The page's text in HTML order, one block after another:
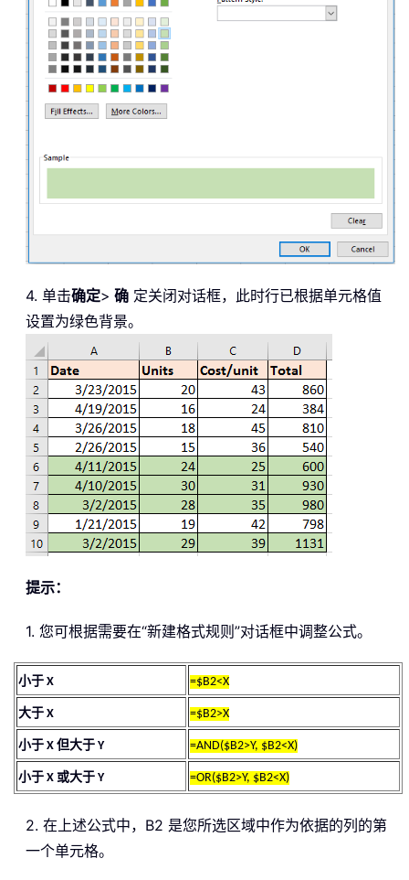
4. 单击确定> 确 定关闭对话框，此时行已根据单元格值
设置为绿色背景。
提示：
1. 您可根据需要在“新建格式规则”对话框中调整公式。
小于 X =$B2<X
大于 X =$B2>X
小于 X 但大于 Y =AND($B2>Y, $B2<X)
小于 X 或大于 Y =OR($B2>Y, $B2<X)
2. 在上述公式中，B2 是您所选区域中作为依据的列的第
一个单元格。